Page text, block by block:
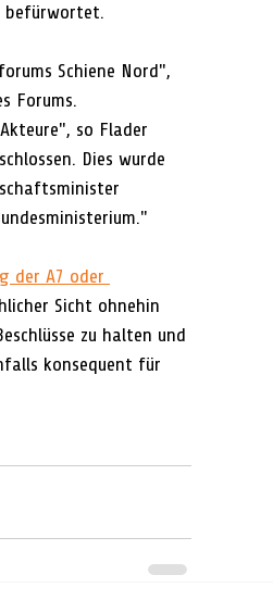
befürwortet.
Schiene Nord",
Forums.
so Flader
Dies wurde
der A7 oder
Sicht ohnehin
zu halten und
konsequent für